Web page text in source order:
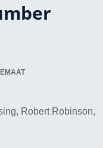
Robert Robinson,